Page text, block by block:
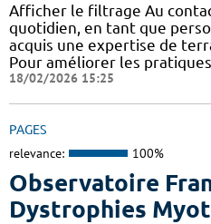
Afficher le filtrage Au
quotidien, en tant que
acquis une expertise de
Pour améliorer les
18/02/2026 15:25
PAGES
relevance: 100%
Observatoire
Dystrophies